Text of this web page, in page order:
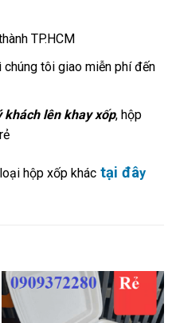
TP.HCM
chúng tôi giao miễn phí đến
khách lên khay xốp, hộp
hộp xốp khác tại đây